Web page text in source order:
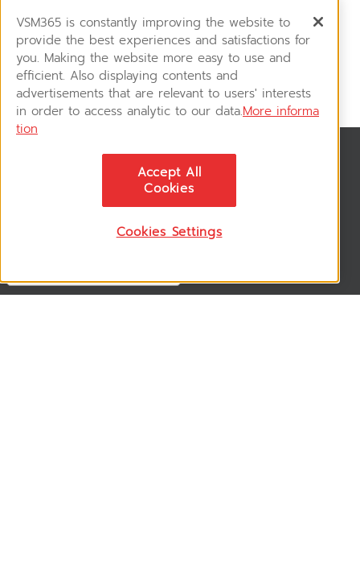
ติดตามอัพเดทข่าวสาร, โปรโมชั่น, สินค้าราคาพิเศษ ได้ก่อนใคร
VSM365 is constantly improving the website to
provide the best experiences and satisfactions for
you. Making the website more easy to use and
efficient. Also displaying contents and
advertisements that are relevant to users' interests
in order to access analytic to our data.More informa
tion
Accept All
Cookies
Cookies Settings